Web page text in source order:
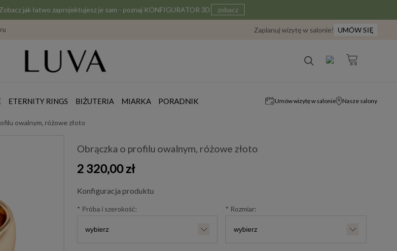
Zobacz jak łatwo zaprojektujesz je sam - poznaj KONFIGURATOR 3D zobacz
Zaplanuj wizytę w salonie! UMÓW SIĘ
ETERNITY RINGS BIŻUTERIA MIARKA PORADNIK Umów wizytę w salonie Nasze salony
owalnym, różowe złoto
Obrączka o profilu owalnym, różowe złoto
2 320,00 zł
Konfiguracja produktu
* Próba i szerokość: * Rozmiar: